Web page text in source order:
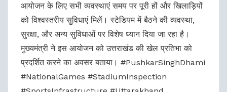
आयोजन के लिए सभी व्यवस्थाएं समय पर पूरी हों और खिलाड़ियों
को विश्वस्तरीय सुविधाएं मिलें। स्टेडियम में बैठने की व्यवस्था,
सुरक्षा, और अन्य सुविधाओं पर विशेष ध्यान दिया जा रहा है।
मुख्यमंत्री ने इस आयोजन को उत्तराखंड की खेल प्रतिभा को
प्रदर्शित करने का अवसर बताया। #PushkarSinghDhami
#NationalGames #StadiumInspection